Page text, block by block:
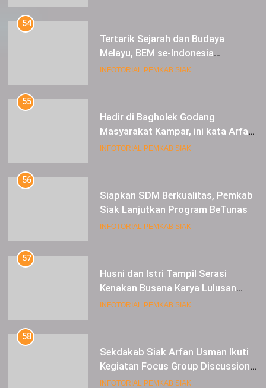
54
Tertarik Sejarah dan Budaya
Melayu, BEM se-Indonesia
Berkunjung ke Kabupaten Siak
INFOTORIAL PEMKAB SIAK
55
Hadir di Bagholek Godang
Masyarakat Kampar, ini kata Arfan
Usman
INFOTORIAL PEMKAB SIAK
56
Siapkan SDM Berkualitas, Pemkab
Siak Lanjutkan Program BeTunas
INFOTORIAL PEMKAB SIAK
57
Husni dan Istri Tampil Serasi
Kenakan Busana Karya Lulusan
SMK Pariwisata Siak, di Lancang
INFOTORIAL PEMKAB SIAK
58
Sekdakab Siak Arfan Usman Ikuti
Kegiatan Focus Group Discussion
Tentang Kebijakan Penganggaran
INFOTORIAL PEMKAB SIAK